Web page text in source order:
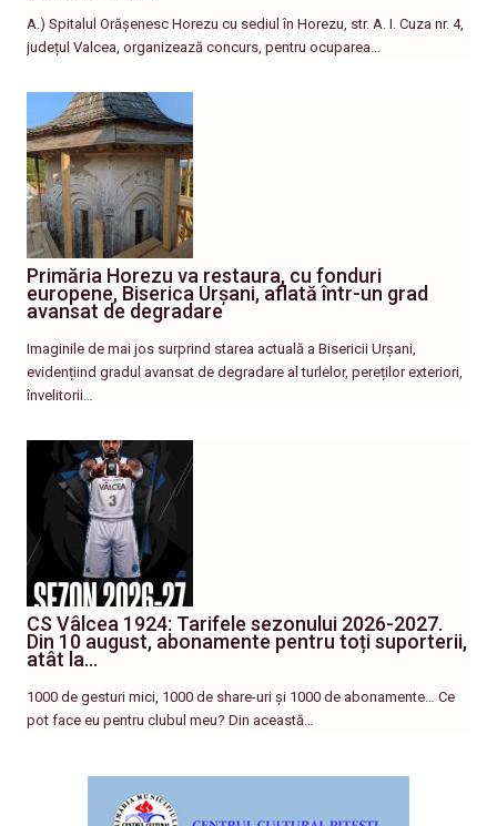
A.) Spitalul Orășenesc Horezu cu sediul în Horezu, str. A. I. Cuza nr. 4,
județul Valcea, organizează concurs, pentru ocuparea…
Primăria Horezu va restaura, cu fonduri
europene, Biserica Urșani, aflată într-un grad
avansat de degradare
Imaginile de mai jos surprind starea actuală a Bisericii Urșani,
evidențiind gradul avansat de degradare al turlelor, pereților exteriori,
învelitorii…
CS Vâlcea 1924: Tarifele sezonului 2026-2027.
Din 10 august, abonamente pentru toți suporterii,
atât la…
1000 de gesturi mici, 1000 de share-uri și 1000 de abonamente… Ce
pot face eu pentru clubul meu? Din această…